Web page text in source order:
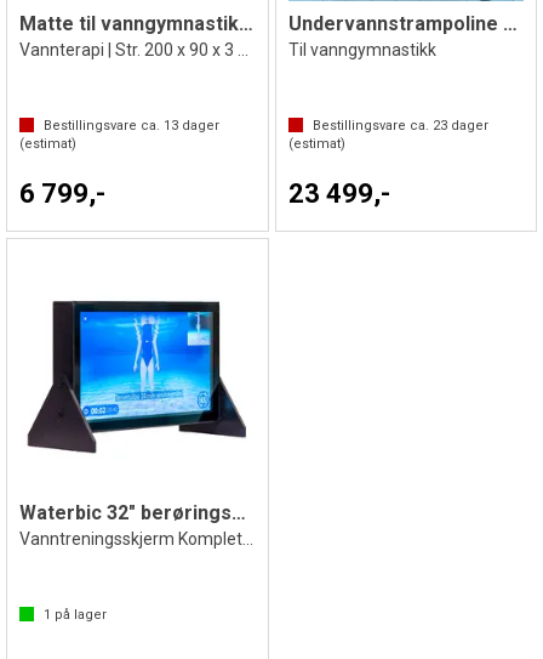
Matte til vanngymnastikk og vannlek
Bestillingsvare ca. 13 dager
(estimat)
6 799,-
Undervannstrampoline Eurotramp
Til vanngymnastikk
Bestillingsvare ca. 23dager
(estimat)
23 499,-
Waterbic 32" berøringsskjerm
1 på lager